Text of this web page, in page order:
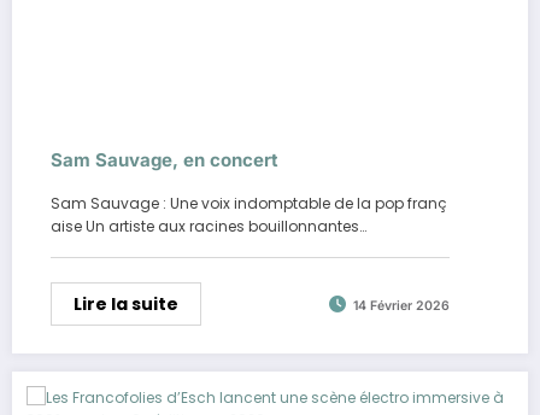
Sam Sauvage, en concert
Sam Sauvage : Une voix indomptable de la pop franç
aise Un artiste aux racines bouillonnantes…
Lire la suite 14 Février 2026